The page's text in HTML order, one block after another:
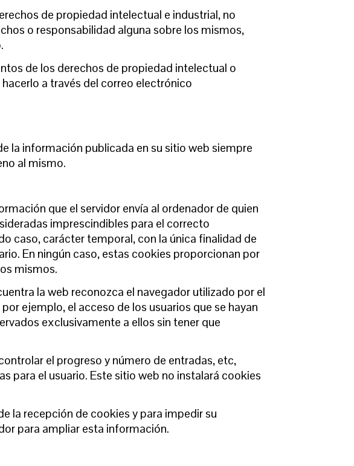
de propiedad intelectual e industrial, no
o responsabilidad alguna sobre los mismos,
de los derechos de propiedad intelectual o
a través del correo electrónico
la información publicada en su sitio web siempre
al mismo.
que el servidor envía al ordenador de quien
imprescindibles para el correcto
caso, carácter temporal, con la única finalidad de
En ningún caso, estas cookies proporcionan por
mismos.
la web reconozca el navegador utilizado por el
ejemplo, el acceso de los usuarios que se hayan
exclusivamente a ellos sin tener que
el progreso y número de entradas, etc,
para el usuario. Este sitio web no instalará cookies
la recepción de cookies y para impedir su
para ampliar esta información.